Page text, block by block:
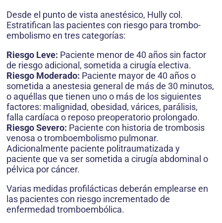
Desde el punto de vista anestésico, Hully col.
Estratifican las pacientes con riesgo para trombo-
embolismo en tres categorías:
Riesgo Leve: Paciente menor de 40 años sin factor
de riesgo adicional, sometida a cirugía electiva.
Riesgo Moderado: Paciente mayor de 40 años o
sometida a anestesia general de más de 30 minutos,
o aquéllas que tienen uno o más de los siguientes
factores: malignidad, obesidad, várices, parálisis,
falla cardíaca o reposo preoperatorio prolongado.
Riesgo Severo: Paciente con historia de trombosis
venosa o tromboembolismo pulmonar.
Adicionalmente paciente politraumatizada y
paciente que va ser sometida a cirugía abdominal o
pélvica por cáncer.
Varias medidas profilácticas deberán emplearse en
las pacientes con riesgo incrementado de
enfermedad tromboembólica.